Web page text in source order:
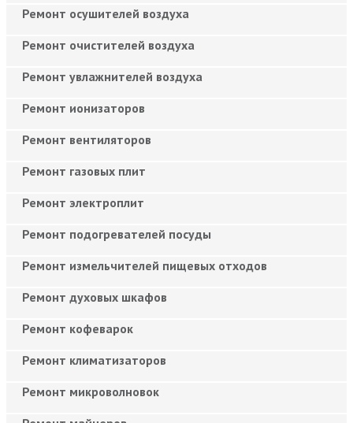
Ремонт осушителей воздуха
Ремонт очистителей воздуха
Ремонт увлажнителей воздуха
Ремонт ионизаторов
Ремонт вентиляторов
Ремонт газовых плит
Ремонт электроплит
Ремонт подогревателей посуды
Ремонт измельчителей пищевых отходов
Ремонт духовых шкафов
Ремонт кофеварок
Ремонт климатизаторов
Ремонт микроволновок